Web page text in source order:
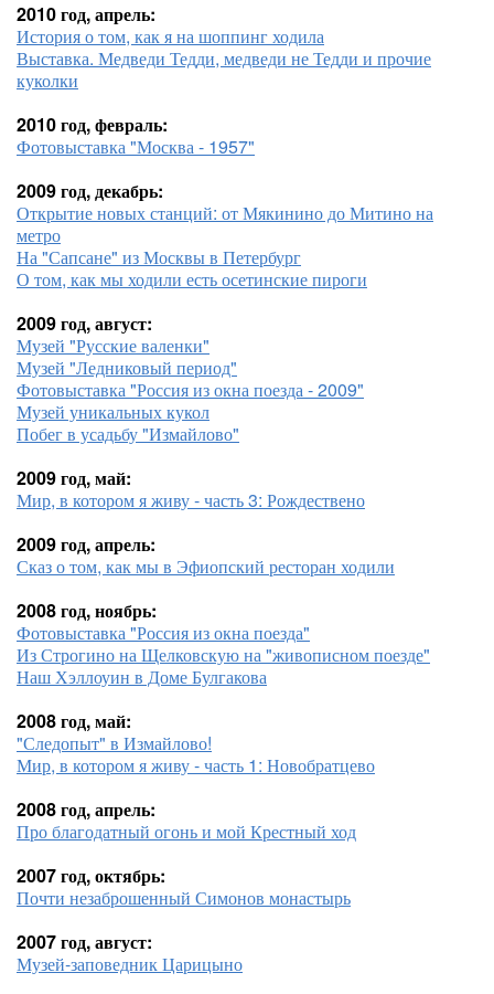
2010 год, апрель:
История о том, как я на шоппинг ходила
Выставка. Медведи Тедди, медведи не Тедди и прочие
куколки
2010 год, февраль:
Фотовыставка "Москва - 1957"
2009 год, декабрь:
Открытие новых станций: от Мякинино до Митино на
метро
На "Сапсане" из Москвы в Петербург
О том, как мы ходили есть осетинские пироги
2009 год, август:
Музей "Русские валенки"
Музей "Ледниковый период"
Фотовыставка "Россия из окна поезда - 2009"
Музей уникальных кукол
Побег в усадьбу "Измайлово"
2009 год, май:
Мир, в котором я живу - часть 3: Рождествено
2009 год, апрель:
Сказ о том, как мы в Эфиопский ресторан ходили
2008 год, ноябрь:
Фотовыставка "Россия из окна поезда"
Из Строгино на Щелковскую на "живописном поезде"
Наш Хэллоуин в Доме Булгакова
2008 год, май:
"Следопыт" в Измайлово!
Мир, в котором я живу - часть 1: Новобратцево
2008 год, апрель:
Про благодатный огонь и мой Крестный ход
2007 год, октябрь:
Почти незаброшенный Симонов монастырь
2007 год, август:
Музей-заповедник Царицыно